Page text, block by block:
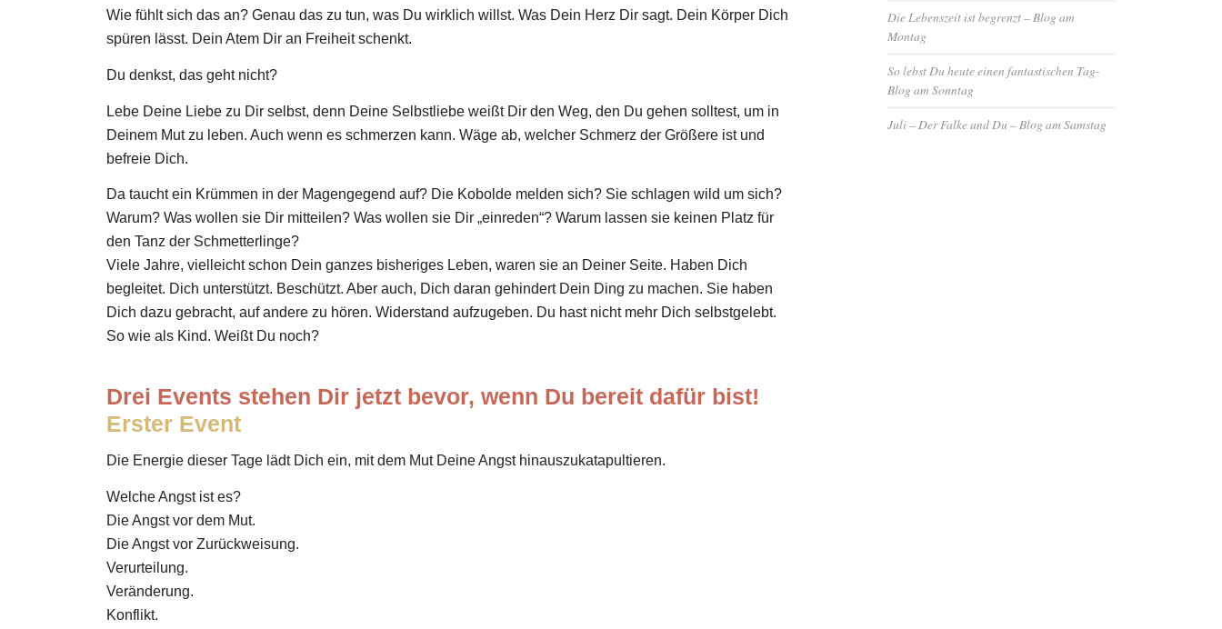
Wie fühlt sich das an? Genau das zu tun, was Du wirklich willst. Was Dein Herz Dir sagt. Dein Körper Dich
spüren lässt. Dein Atem Dir an Freiheit schenkt.
Du denkst, das geht nicht?
Lebe Deine Liebe zu Dir selbst, denn Deine Selbstliebe weißt Dir den Weg, den Du gehen solltest, um in
Deinem Mut zu leben. Auch wenn es schmerzen kann. Wäge ab, welcher Schmerz der Größere ist und
befreie Dich.
Da taucht ein Krümmen in der Magengegend auf? Die Kobolde melden sich? Sie schlagen wild um sich?
Warum? Was wollen sie Dir mitteilen? Was wollen sie Dir „einreden“? Warum lassen sie keinen Platz für
den Tanz der Schmetterlinge?
Viele Jahre, vielleicht schon Dein ganzes bisheriges Leben, waren sie an Deiner Seite. Haben Dich
begleitet. Dich unterstützt. Beschützt. Aber auch, Dich daran gehindert Dein Ding zu machen. Sie haben
Dich dazu gebracht, auf andere zu hören. Widerstand aufzugeben. Du hast nicht mehr Dich selbstgelebt.
So wie als Kind. Weißt Du noch?
Drei Events stehen Dir jetzt bevor, wenn Du bereit dafür bist!
Erster Event
Die Energie dieser Tage lädt Dich ein, mit dem Mut Deine Angst hinauszukatapultieren.
Welche Angst ist es?
Die Angst vor dem Mut.
Die Angst vor Zurückweisung.
Verurteilung.
Veränderung.
Konflikt.
Die Lebenszeit ist begrenzt – Blog am
Montag
So lebst Du heute einen fantastischen Tag-
Blog am Sonntag
Juli – Der Falke und Du – Blog am Samstag